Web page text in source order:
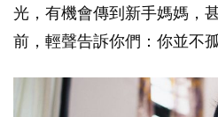
光，有機會傳到新手媽媽，
前，輕聲告訴你們：你並不孤